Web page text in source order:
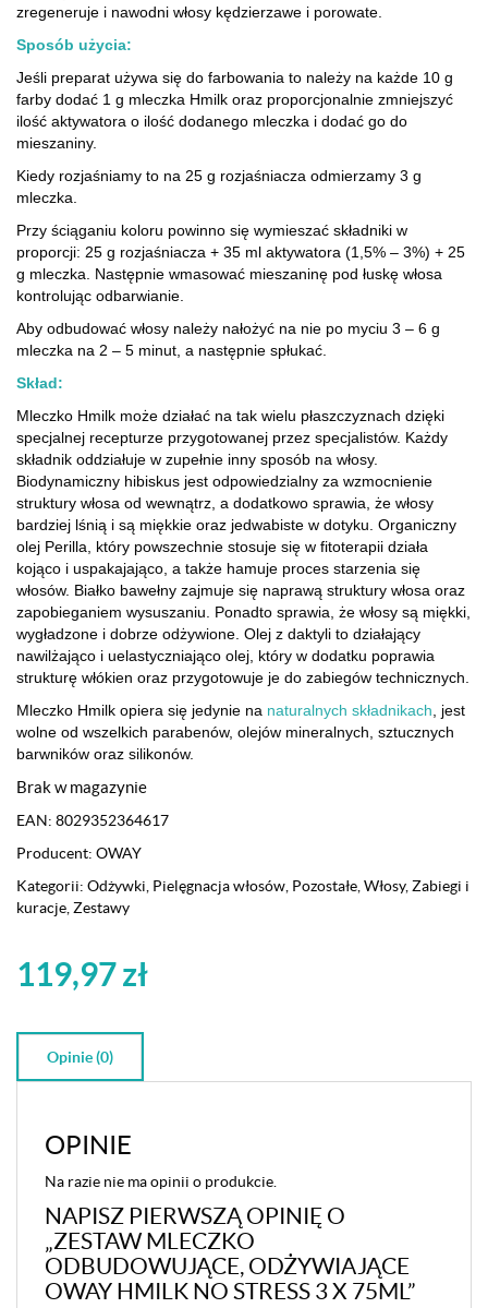
zregeneruje i nawodni włosy kędzierzawe i porowate.
Sposób użycia:
Jeśli preparat używa się do farbowania to należy na każde 10 g
farby dodać 1 g mleczka Hmilk oraz proporcjonalnie zmniejszyć
ilość aktywatora o ilość dodanego mleczka i dodać go do
mieszaniny.
Kiedy rozjaśniamy to na 25 g rozjaśniacza odmierzamy 3 g
mleczka.
Przy ściąganiu koloru powinno się wymieszać składniki w
proporcji: 25 g rozjaśniacza + 35 ml aktywatora (1,5% – 3%) + 25
g mleczka. Następnie wmasować mieszaninę pod łuskę włosa
kontrolując odbarwianie.
Aby odbudować włosy należy nałożyć na nie po myciu 3 – 6 g
mleczka na 2 – 5 minut, a następnie spłukać.
Skład:
Mleczko Hmilk może działać na tak wielu płaszczyznach dzięki
specjalnej recepturze przygotowanej przez specjalistów. Każdy
składnik oddziałuje w zupełnie inny sposób na włosy.
Biodynamiczny hibiskus jest odpowiedzialny za wzmocnienie
struktury włosa od wewnątrz, a dodatkowo sprawia, że włosy
bardziej lśnią i są miękkie oraz jedwabiste w dotyku. Organiczny
olej Perilla, który powszechnie stosuje się w fitoterapii działa
kojąco i uspakajająco, a także hamuje proces starzenia się
włosów. Białko bawełny zajmuje się naprawą struktury włosa oraz
zapobieganiem wysuszaniu. Ponadto sprawia, że włosy są miękki,
wygładzone i dobrze odżywione. Olej z daktyli to działający
nawilżająco i uelastyczniająco olej, który w dodatku poprawia
strukturę włókien oraz przygotowuje je do zabiegów technicznych.
Mleczko Hmilk opiera się jedynie na naturalnych składnikach , jest
wolne od wszelkich parabenów, olejów mineralnych, sztucznych
barwników oraz silikonów.
Brak w magazynie
EAN: 8029352364617
Producent: OWAY
Kategorii: Odżywki Pielęgnacja włosów Pozostałe Włosy, Zabiegi i
kuracje Zestawy
119,97zł
Opinie (0)
OPINIE
Na razie nie ma opinii o produkcie.
NAPISZ PIERWSZĄ OPINIĘ O
„ZESTAW MLECZKO
ODBUDOWUJĄCE, ODŻYWIAJĄCE
OWAY HMILK NO STRESS 3 X 75ML”